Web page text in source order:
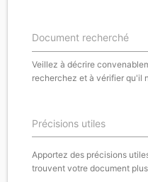
Document recherché
Veillez à décrire
recherchez et à vérifier qu'il
Précisions utiles
Apportez des précisions
trouvent votre document